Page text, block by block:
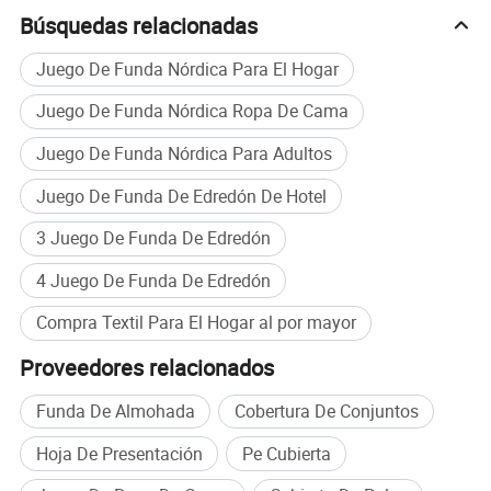
muy profesionales en la industria textil del hogar. Desde el
tejido hasta la tecnología, desde la calidad hasta el estilo,
la innovación puede verse en cualquier lugar. Siempre
conocemos el mercado. Al innovar constantemente,
hemos diseñado una variedad de productos en diferentes
estilos, que pueden satisfacer las necesidades de los
diferentes clientes.
Nuestra capacidad
el taller cubre 80, 000 metros cuadrados y está equipado
con más de 600 juegos de equipos inteligentes de alta
gama, todos bajo control automático o semiautomático.
La capacidad de producción anual es de hasta 100
millones de unidades. Con una fuerte capacidad, la
industria de Zhonglian ha superado con éxito la
certificación de sistema de gestión de calidad
internacional ISO9001. Esto sentó una base sólida para la
producción profesional y estandarizada de alto nivel.
Zhonglian es muy serio sobre la calidad. Asegurarse de
Búsquedas relacionadas
Juego De Funda Nórdica Para El Hogar
Juego De Funda Nórdica Ropa De Cama
Juego De Funda Nórdica Para Adultos
Juego De Funda De Edredón De Hotel
3 Juego De Funda De Edredón
4 Juego De Funda De Edredón
Compra Textil Para El Hogar al por mayor
Proveedores relacionados
Funda De Almohada
Cobertura De Conjuntos
Hoja De Presentación
Pe Cubierta